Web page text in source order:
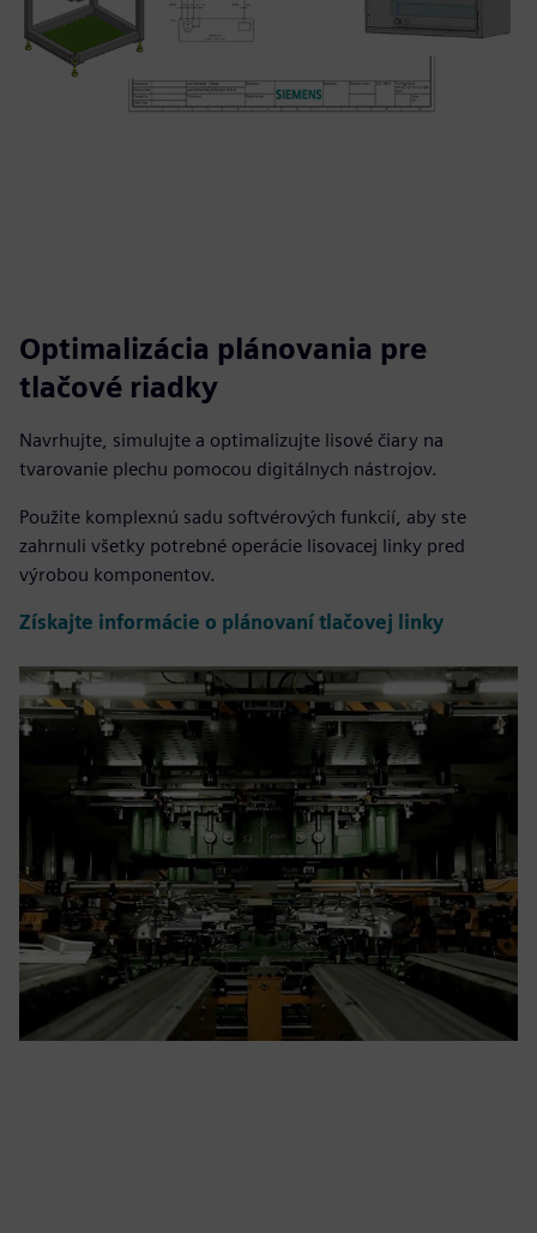
Optimalizácia plánovania pre
tlačové riadky
Navrhujte, simulujte a optimalizujte lisové čiary na
tvarovanie plechu pomocou digitálnych nástrojov.
Použite komplexnú sadu softvérových funkcií, aby ste
zahrnuli všetky potrebné operácie lisovacej linky pred
výrobou komponentov.
Získajte informácie o plánovaní tlačovej linky